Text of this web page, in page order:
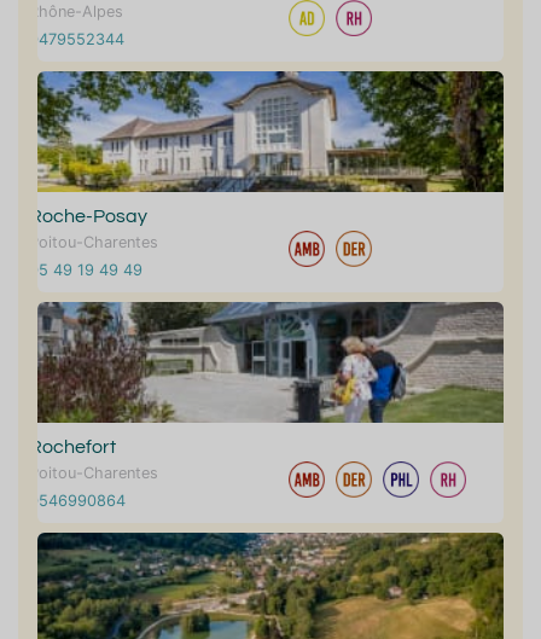
Rhône-Alpes
0479552344
Roche-Posay
Poitou-Charentes
05 49 19 49 49
Rochefort
Poitou-Charentes
0546990864